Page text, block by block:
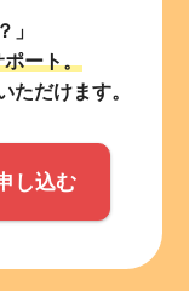
」
ート。
ただけます。
し込む